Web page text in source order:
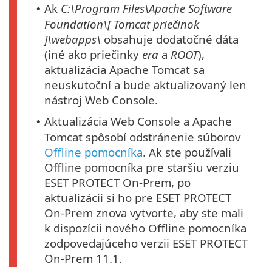
• Ak C:\Program Files\Apache Software
Foundation\[ Tomcatpriečinok
]\webapps\ obsahuje dodatočné dáta
(iné ako priečinky era a ROOT),
aktualizácia Apache Tomcat sa
neuskutoční a bude aktualizovaný len
nástroj Web Console.
• Aktualizácia Web Console a Apache
Tomcat spôsobí odstránenie súborov
Offline pomocníka. Ak ste používali
Offline pomocníka pre staršiu verziu
ESET PROTECT On-Prem, po
aktualizácii si ho pre ESET PROTECT
On-Prem znova vytvorte, aby ste mali
k dispozícii nového Offline pomocníka
zodpovedajúceho verzii ESET PROTECT
On-Prem 11.1.